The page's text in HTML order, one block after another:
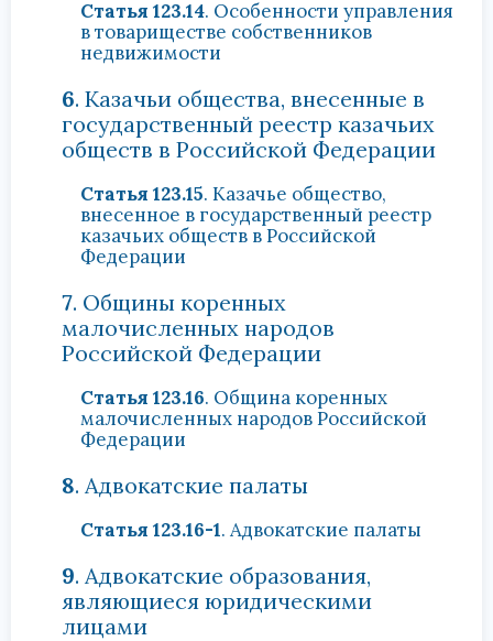
Статья 123.14. Особенности управления
в товариществе собственников
недвижимости
6. Казачьи общества, внесенные в
государственный реестр казачьих
обществ в Российской Федерации
Статья 123.15. Казачье общество,
внесенное в государственный реестр
казачьих обществ в Российской
Федерации
7. Общины коренных
малочисленных народов
Российской Федерации
Статья 123.16. Община коренных
малочисленных народов Российской
Федерации
8. Адвокатские палаты
Статья 123.16-1. Адвокатские палаты
9. Адвокатские образования,
являющиеся юридическими
лицами